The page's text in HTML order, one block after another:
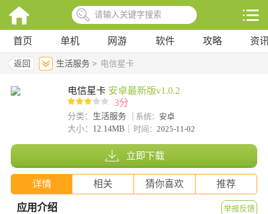
首页 单机 网游 软件 攻略 资
返回 生活服务 > 电信星卡
电信星卡 安卓最新版v1.0.2
3分
分类： 生活服务 系统： 安卓
大小： 12.14MB 时间： 2025-11-02
立即下载
详情 相关 猜你喜欢 推荐
应用介绍 举报反馈